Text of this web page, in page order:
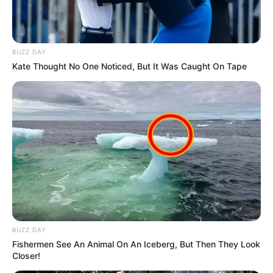
A reivindicação dos agentes de saúde é pelo pagamento do
- Fundo Nacional de Saúde ao município e não foi pago à
BUZZ DAY
Kate Thought No One Noticed, But It Was Caught On Tape
BUZZ DAY
Fishermen See An Animal On An Iceberg, But Then They Look
Closer!